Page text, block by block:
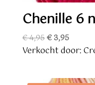
Chenille 6
€4,95Oorspronkelijke
prijs
€3,95Huidige
prijs
Verkocht door: